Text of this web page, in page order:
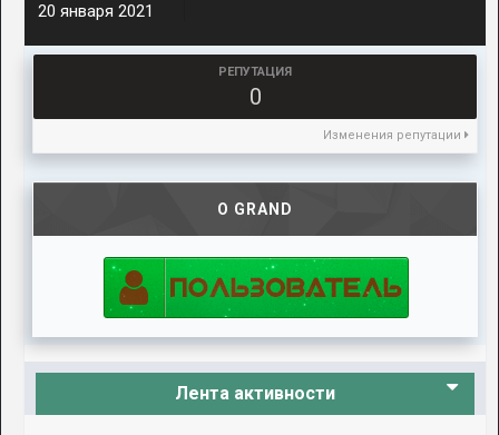
20 января 2021
РЕПУТАЦИЯ
0
Изменения репутации
О GRAND
Лента активности